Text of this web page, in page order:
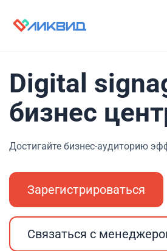
Digital
бизнес
Достигайте бизнес-аудиторию
Зарегистрироваться
Связаться с